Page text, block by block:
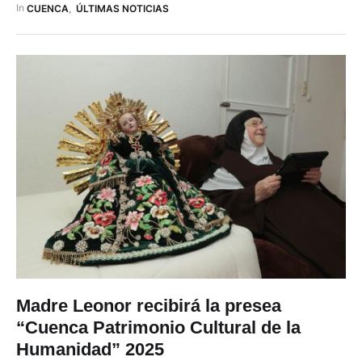
la ciudad. Las actividades litúrgicas iniciarán a las 08:30 con
In CUENCA ÚLTIMAS NOTICIAS
Madre Leonor recibirá la presea
“Cuenca Patrimonio Cultural de la
Humanidad” 2025